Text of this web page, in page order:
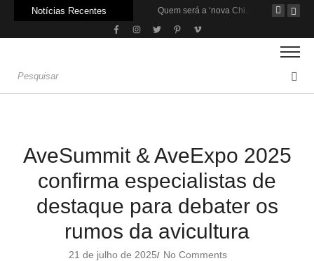
Notícias Recentes Quem será a ‘nova China’ do agro quando o apetite de Pequim acabar?
AveSummit & AveExpo 2025
confirma especialistas de
destaque para debater os
rumos da avicultura
21 de julho de 2025/ No Comments